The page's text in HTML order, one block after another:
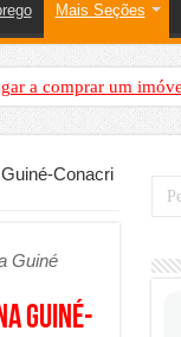
Mais Seções
a comprar um
digital
Bahia
e o Que Muda
Conacri
Guiné
Guiné-